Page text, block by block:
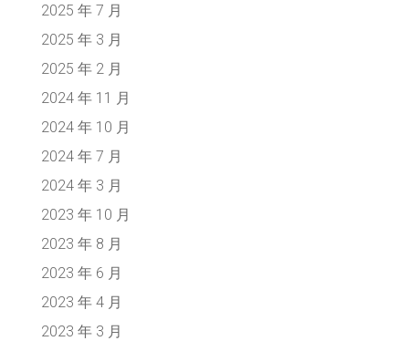
2025 年 7 月
2025 年 3 月
2025 年 2 月
2024 年 11 月
2024 年 10 月
2024 年 7 月
2024 年 3 月
2023 年 10 月
2023 年 8 月
2023 年 6 月
2023 年 4 月
2023 年 3 月